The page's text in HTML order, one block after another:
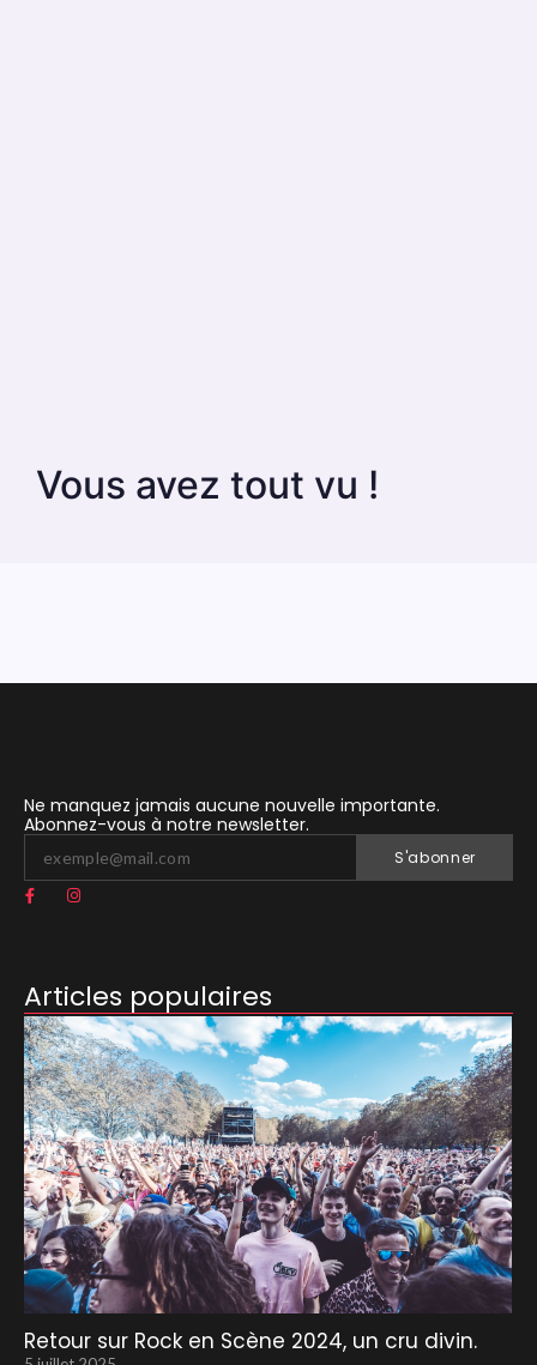
Vous avez tout vu !
Ne manquez jamais aucune nouvelle importante.
Abonnez-vous à notre newsletter.
S'abonner
Articles populaires
Retour sur Rock en Scène 2024, un cru divin.